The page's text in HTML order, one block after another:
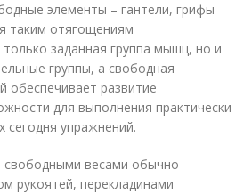
элементы – гантели, грифы
таким отягощениям
заданная группа мышц, но и
группы, а свободная
обеспечивает развитие
для выполнения практически
сегодня упражнений.
свободными весами обычно
рукоятей, перекладинами